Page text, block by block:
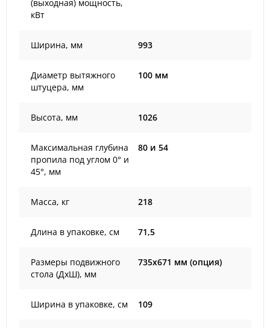
(выходная) мощность,
кВт
Ширина, мм 993
Диаметр вытяжного
штуцера, мм
100 мм
Высота, мм 1026
Максимальная глубина
пропила под углом 0° и
45°, мм
80 и 54
Масса, кг 218
Длина в упаковке, см 71,5
Размеры подвижного
стола (ДхШ), мм
735х671 мм (опция)
Ширина в упаковке, см 109